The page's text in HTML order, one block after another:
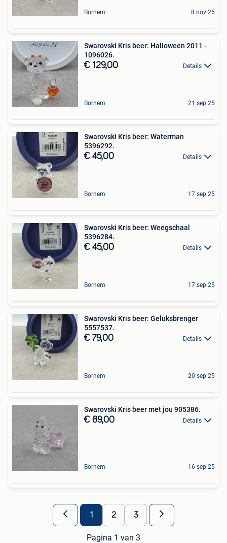
Bornem 8 nov 25
Swarovski Kris beer: Halloween 2011 -
1096026.
€ 129,00 Details
Bornem 21 sep 25
Swarovski Kris beer: Waterman
5396292.
€ 45,00 Details
Bornem 17 sep 25
Swarovski Kris beer: Weegschaal
5396284.
€ 45,00 Details
Bornem 17 sep 25
Swarovski Kris beer: Geluksbrenger
5557537.
€ 79,00 Details
Bornem 20 sep 25
Swarovski Kris beer met jou 905386.
€ 89,00 Details
Bornem 16 sep 25
1 2 3
Pagina 1 van 3